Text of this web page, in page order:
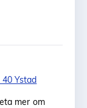
Ystad
mer om